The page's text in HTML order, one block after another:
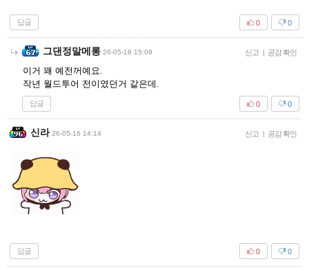
답글 0
0
그댄정말메롱 26-05-16 15:09 신고 | 공감 확인
이거 꽤 예전꺼예요.
작년 월드투어 전이였던거 같은데.
답글 0
0
신라 26-05-16 14:14 신고 | 공감 확인
답글 0
0